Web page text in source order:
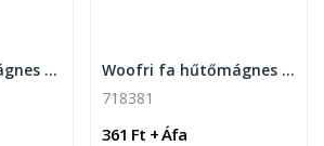
SteelMag hűtőmágnes , ezüst
Woofri fa hűtőmágnes 4 féle formával
718381
361 Ft + Áfa